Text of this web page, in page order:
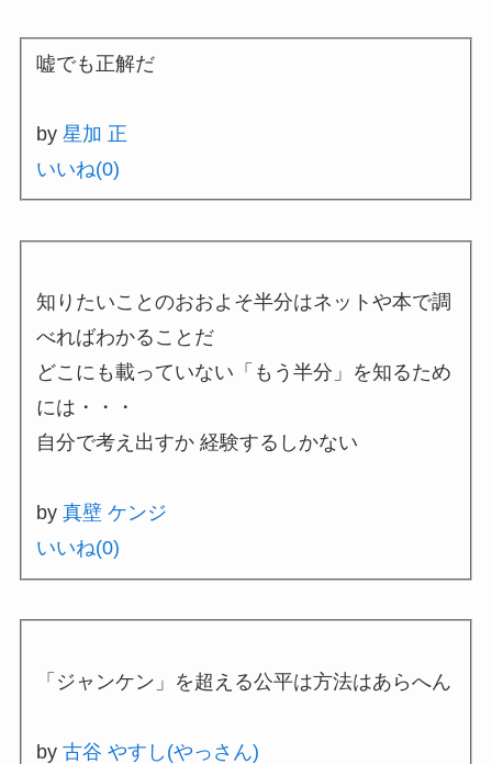
嘘でも正解だ
by星加 正
いいね(0)
知りたいことのおおよそ半分はネットや本で調
べればわかることだ
どこにも載っていない「もう半分」を知るため
には・・・
自分で考え出すか 経験するしかない
by真壁 ケンジ
いいね(0)
「ジャンケン」を超える公平は方法はあらへん
by古谷 やすし(やっさん)